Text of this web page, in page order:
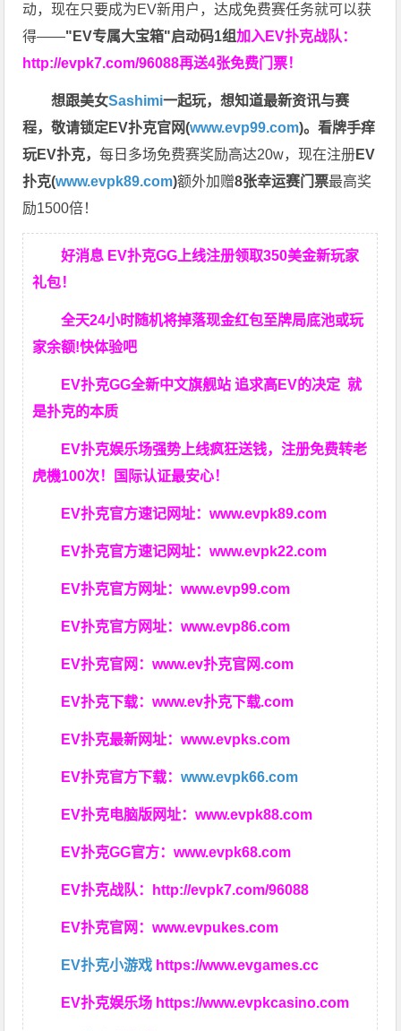
动，现在只要成为EV新用户，达成免费赛任务就可以获
得——"EV专属大宝箱"启动码1组加入EV扑克战队：
http://evpk7.com/96088再送4张免费门票！
想跟美女Sashimi一起玩，想知道最新资讯与赛
程，敬请锁定EV扑克官网(www.evp99.com)。看牌手痒
玩EV扑克，每日多场免费赛奖励高达20w，现在注册EV
扑克(www.evpk89.com)额外加赠8张幸运赛门票最高奖
励1500倍！
好消息 EV扑克GG上线注册领取350美金新玩家
礼包！
全天24小时随机将掉落现金红包至牌局底池或玩
家余额!快体验吧
EV扑克GG全新中文旗舰站 追求高EV的决定就
是扑克的本质
EV扑克娱乐场强势上线疯狂送钱，注册免费转老
虎機100次！国际认证最安心！
EV扑克官方速记网址：www.evpk89.com
EV扑克官方速记网址：www.evpk22.com
EV扑克官方网址：www.evp99.com
EV扑克官方网址：www.evp86.com
EV扑克官网：www.ev扑克官网.com
EV扑克下载：www.ev扑克下载.com
EV扑克最新网址：www.evpks.com
EV扑克官方下载：www.evpk66.com
EV扑克电脑版网址：www.evpk88.com
EV扑克GG官方：www.evpk68.com
EV扑克战队： http://evpk7.com/96088
EV扑克官网：www.evpukes.com
EV扑克小游戏 https://www.evgames.cc
EV扑克娱乐场 https://www.evpkcasino.com